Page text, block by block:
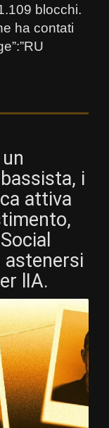
blocchi.
ha contati
i
attiva
astenersi
lIA.